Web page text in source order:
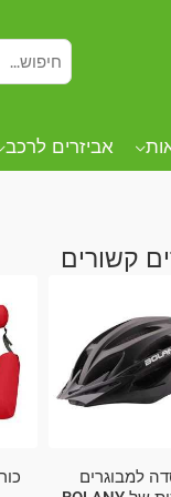
אביזרים לרכב
קשורים
למבוגרים